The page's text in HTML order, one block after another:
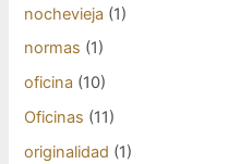
nochevieja (1)
normas (1)
oficina (10)
Oficinas (11)
originalidad (1)